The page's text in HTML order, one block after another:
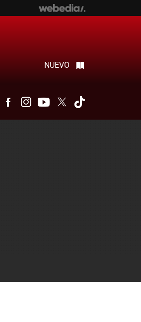
NUEVO
TelegramFacebookInstagramYoutubeTwitter